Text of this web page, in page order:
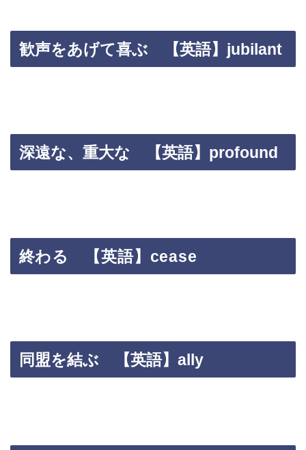
歓声をあげて喜ぶ 【英語】jubilant
深遠な、重大な 【英語】profound
終わる 【英語】cease
同盟を結ぶ 【英語】ally